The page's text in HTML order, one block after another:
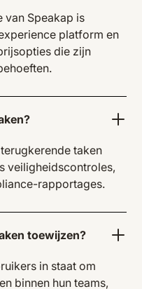
van Speakap is
platform en
die zijn
taken
veiligheidscontroles,
rapportages.
toewijzen?
in staat om
binnen hun teams,